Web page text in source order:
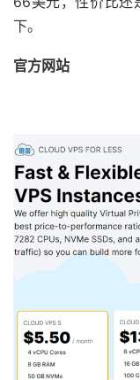
下。
官方网站